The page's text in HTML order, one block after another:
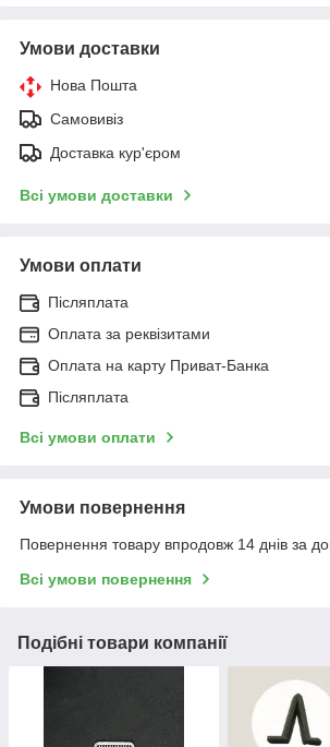
Умови доставки
Нова Пошта
Самовивіз
Доставка кур'єром
Всі умови доставки
Умови оплати
Післяплата
Оплата за реквізитами
Оплата на карту Приват-Банка
Післяплата
Всі умови оплати
Умови повернення
Повернення товару впродовж 14 днів за
Всі умови повернення
Подібні товари компанії